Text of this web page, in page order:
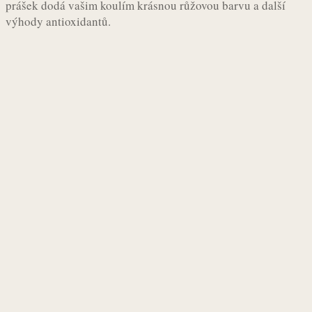
prášek dodá vašim koulím krásnou růžovou barvu a další
výhody antioxidantů.